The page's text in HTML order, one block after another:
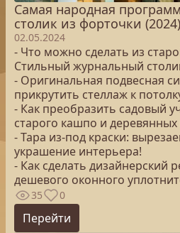
Самая народная
столик из форточки (2024)
02.05.2024
- Что можно сделать из
Стильный журнальный
- Оригинальная подвесная
прикрутить стеллаж к
- Как преобразить садовый
старого кашпо и
- Тара из-под краски:
украшение интерьера!
- Как сделать
дешевого оконного
35 0
Перейти